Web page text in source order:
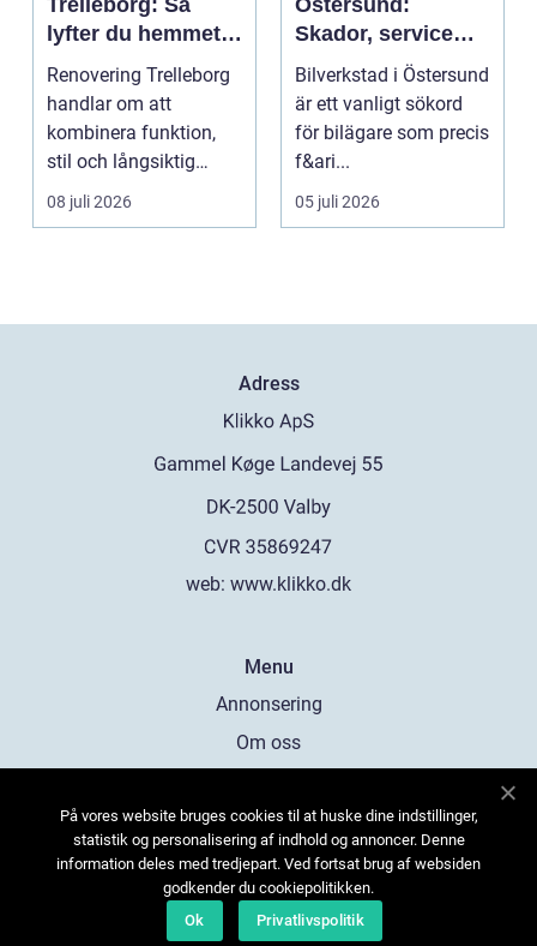
Trelleborg: Så
lyfter du hemmet
på ett smart sätt
Renovering Trelleborg
handlar om att
kombinera funktion,
stil och långsiktig
ekonomi i samma p...
08 juli 2026
Östersund:
Skador, service
och smarta val för
din bil
Bilverkstad i Östersund
är ett vanligt sökord
för bilägare som precis
f&ari...
05 juli 2026
Adress
web: www.klikko.dk
Menu
Annonsering
Om oss
Kontakta oss
Sitemap
På vores website bruges cookies til at huske dine indstillinger,
statistik og personalisering af indhold og annoncer. Denne
information deles med tredjepart. Ved fortsat brug af websiden
godkender du cookiepolitikken.
Ok
Privatlivspolitik